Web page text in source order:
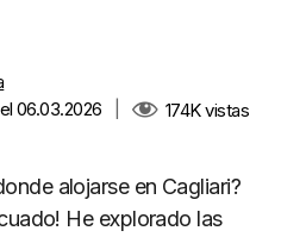
06.03.2026
174Kvistas
alojarse en Cagliari?
He explorado las